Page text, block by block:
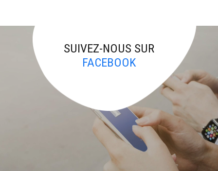
SUIVEZ-NOUS SUR
FACEBOOK